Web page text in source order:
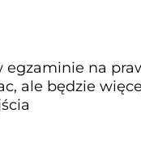
na
ale będzie